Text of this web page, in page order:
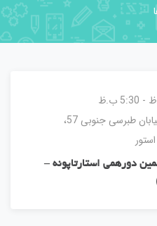
مشهد، خیابان طبرسی جنوبی 57،
دورهمی استارتاپونه –